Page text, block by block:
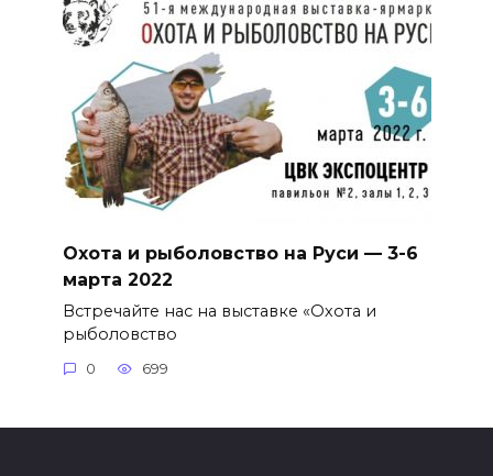
Охота и рыболовство на Руси — 3-6
марта 2022
Встречайте нас на выставке «Охота и
рыболовство
0 699